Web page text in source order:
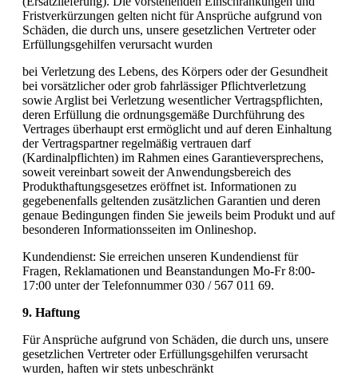
Fristverkürzungen gelten nicht für Ansprüche aufgrund von
Schäden, die durch uns, unsere gesetzlichen Vertreter oder
Erfüllungsgehilfen verursacht wurden
bei Verletzung des Lebens, des Körpers oder der Gesundheit
bei vorsätzlicher oder grob fahrlässiger Pflichtverletzung
sowie Arglist bei Verletzung wesentlicher Vertragspflichten,
deren Erfüllung die ordnungsgemäße Durchführung des
Vertrages überhaupt erst ermöglicht und auf deren Einhaltung
der Vertragspartner regelmäßig vertrauen darf
(Kardinalpflichten) im Rahmen eines Garantieversprechens,
soweit vereinbart soweit der Anwendungsbereich des
Produkthaftungsgesetzes eröffnet ist. Informationen zu
gegebenenfalls geltenden zusätzlichen Garantien und deren
genaue Bedingungen finden Sie jeweils beim Produkt und auf
besonderen Informationsseiten im Onlineshop.
Kundendienst: Sie erreichen unseren Kundendienst für
Fragen, Reklamationen und Beanstandungen Mo-Fr 8:00-
17:00 unter der Telefonnummer 030 / 567 011 69.
9. Haftung
Für Ansprüche aufgrund von Schäden, die durch uns, unsere
gesetzlichen Vertreter oder Erfüllungsgehilfen verursacht
wurden, haften wir stets unbeschränkt